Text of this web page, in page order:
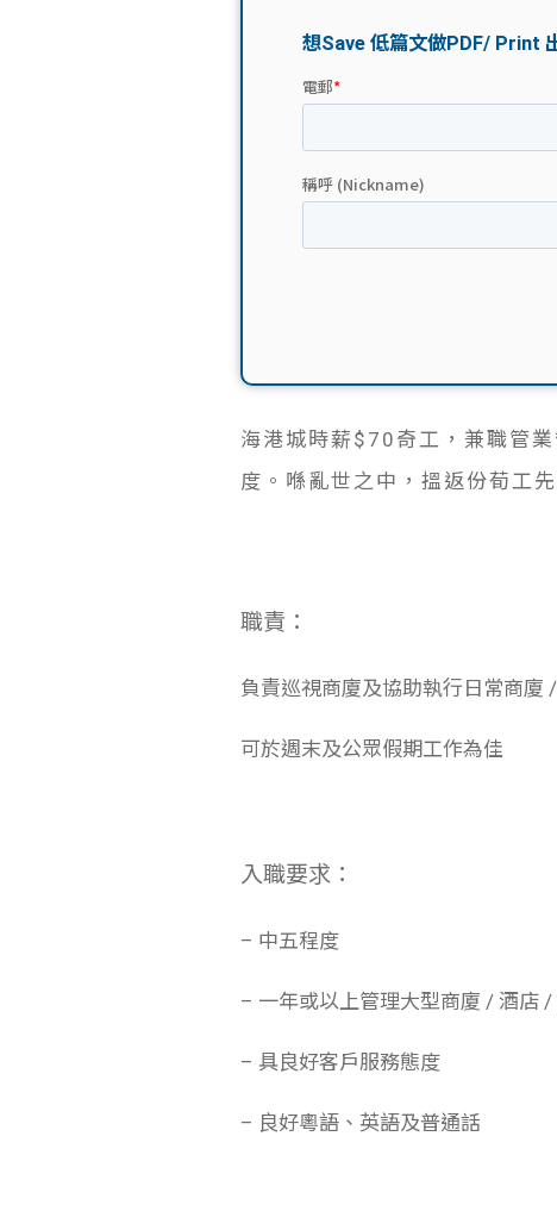
海港城時薪$70奇工，兼職管
度。喺亂世之中，搵返份荀工先
職責：
負責巡視商廈及協助執行日常商廈
可於週末及公眾假期工作為佳
入職要求：
– 中五程度
– 一年或以上管理大型商廈 / 酒店
– 具良好客戶服務態度
– 良好粵語、英語及普通話